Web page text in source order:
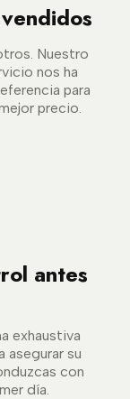
Nuestro
nos ha
para
precio.
antes
exhaustiva
asegurar su
con
día.